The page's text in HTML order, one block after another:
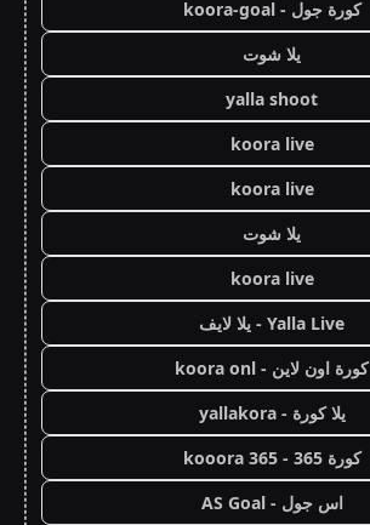
كورة جول - koora-goal
يلا شوت
yalla shoot
koora live
koora live
يلا شوت
koora live
Yalla Live - يلا لايف
كورة اون لاين - koora onl
يلا كورة - yallakora
كورة 365 - kooora 365
اس جول - AS Goal